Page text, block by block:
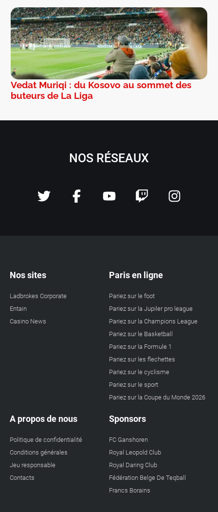
Vedat Muriqi : du Kosovo au sommet des
buteurs de La Liga
NOS RÉSEAUX
Nos sites
Ladbrokes Corporate
Entain
Casino News
Paris en ligne
Pariez sur le foot
Pariez sur la Jupiler pro league
Pariez sur la Champions League
Pariez sur le Basketball
Pariez sur la Formule 1
Pariez sur les flechettes
Pariez sur le cyclisme
Pariez sur le sport
Pariez sur la Coupe du Monde 2026
A propos de nous
Politique de confidentialité
Conditions générales
Jeu responsable
Contacts
Sponsors
FC Ganshoren
Royal Leopold Club
Royal Daring Club
Fédération Belge De Teqball
Francs Borains